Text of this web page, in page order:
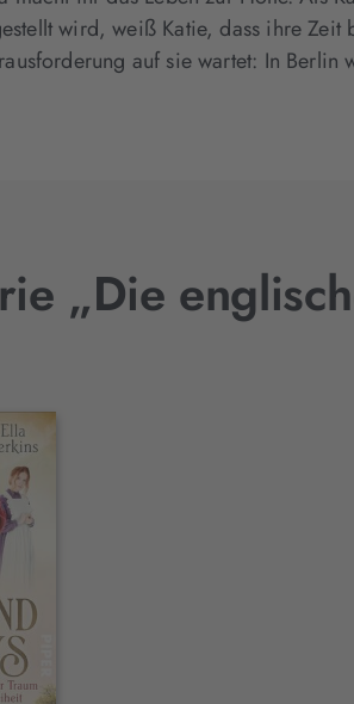
wird, weiß Katie, dass ihre Zeit
auf sie wartet: In
„Die